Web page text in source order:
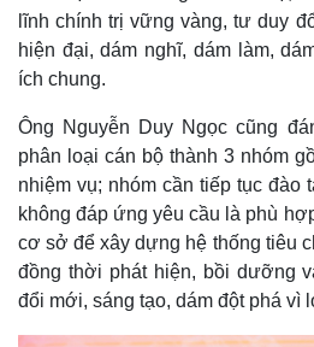
lĩnh chính trị vững vàng, tư duy
hiện đại, dám nghĩ, dám làm,
ích chung.
Ông Nguyễn Duy Ngọc cũng
phân loại cán bộ thành 3 nhóm
nhiệm vụ; nhóm cần tiếp tục đào
không đáp ứng yêu cầu là phù
cơ sở để xây dựng hệ thống tiêu
đồng thời phát hiện, bồi dưỡng
đổi mới, sáng tạo, dám đột phá vì